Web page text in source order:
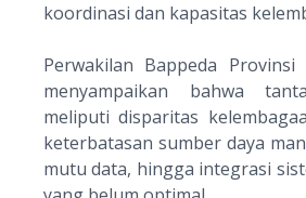
koordinasi dan kapasitas
Perwakilan Bappeda Provinsi
menyampaikan bahwa
meliputi disparitas
keterbatasan sumber daya
mutu data, hingga integrasi